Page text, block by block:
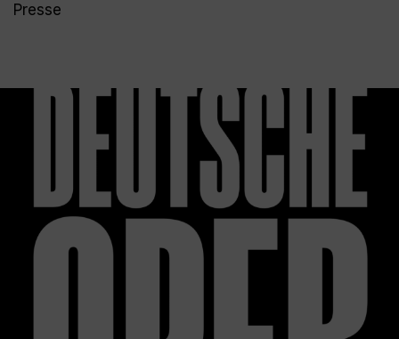
Presse